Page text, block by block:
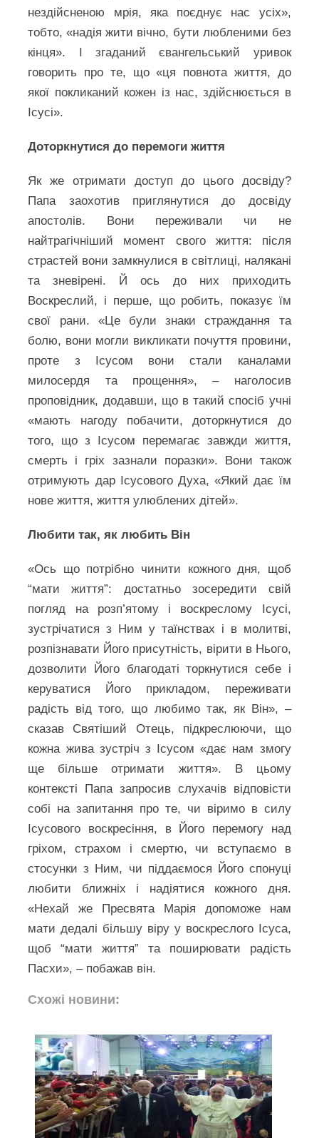
нездійсненою мрія, яка поєднує нас усіх»,
тобто, «надія жити вічно, бути любленими без
кінця». І згаданий євангельський уривок
говорить про те, що «ця повнота життя, до
якої покликаний кожен із нас, здійснюється в
Ісусі».
Доторкнутися до перемоги життя
Як же отримати доступ до цього досвіду?
Папа заохотив приглянутися до досвіду
апостолів. Вони переживали чи не
найтрагічніший момент свого життя: після
страстей вони замкнулися в світлиці, налякані
та зневірені. Й ось до них приходить
Воскреслий, і перше, що робить, показує їм
свої рани. «Це були знаки страждання та
болю, вони могли викликати почуття провини,
проте з Ісусом вони стали каналами
милосердя та прощення», – наголосив
проповідник, додавши, що в такий спосіб учні
«мають нагоду побачити, доторкнутися до
того, що з Ісусом перемагає завжди життя,
смерть і гріх зазнали поразки». Вони також
отримують дар Ісусового Духа, «Який дає їм
нове життя, життя улюблених дітей».
Любити так, як любить Він
«Ось що потрібно чинити кожного дня, щоб
“мати життя”: достатньо зосередити свій
погляд на розп’ятому і воскреслому Ісусі,
зустрічатися з Ним у таїнствах і в молитві,
розпізнавати Його присутність, вірити в Нього,
дозволити Його благодаті торкнутися себе і
керуватися Його прикладом, переживати
радість від того, що любимо так, як Він», –
сказав Святіший Отець, підкреслюючи, що
кожна жива зустріч з Ісусом «дає нам змогу
ще більше отримати життя». В цьому
контексті Папа запросив слухачів відповісти
собі на запитання про те, чи віримо в силу
Ісусового воскресіння, в Його перемогу над
гріхом, страхом і смертю, чи вступаємо в
стосунки з Ним, чи піддаємося Його спонуці
любити ближніх і надіятися кожного дня.
«Нехай же Пресвята Марія допоможе нам
мати дедалі більшу віру у воскреслого Ісуса,
щоб “мати життя” та поширювати радість
Пасхи», – побажав він.
Схожі новини: